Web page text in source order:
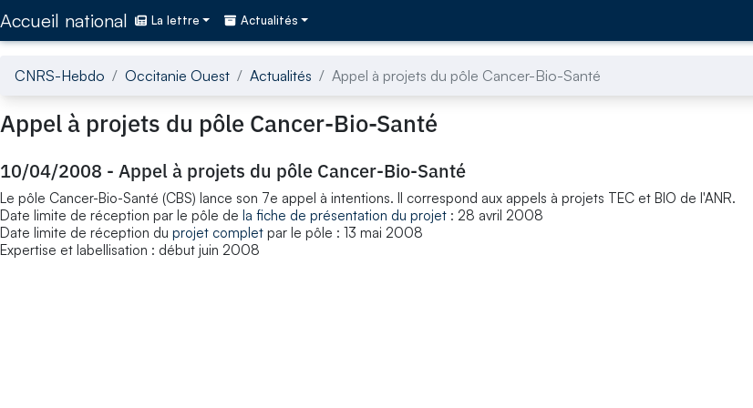
Accueil national La lettre Actualités
CNRS-Hebdo Occitanie Ouest Actualités Appel à projets du pôle Cancer-Bio-Santé
Appel à projets du pôle Cancer-Bio-Santé
10/04/2008 - Appel à projets du pôle Cancer-Bio-Santé
Le pôle Cancer-Bio-Santé (CBS) lance son 7e appel à intentions. Il correspond aux appels à projets TEC et BIO de l'ANR.
Date limite de réception par le pôle de la fiche de présentation du projet : 28 avril 2008
Date limite de réception du projet complet par le pôle : 13 mai 2008
Expertise et labellisation : début juin 2008